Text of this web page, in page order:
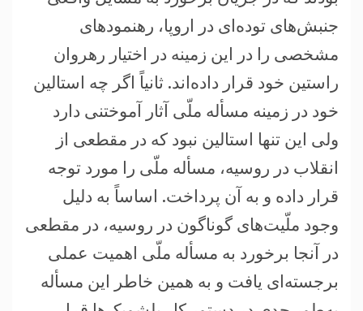
جنبش‌های توده‌ای در اروپا، رهنمودهای
مشخصی را در این زمینه در اختیار رهروان
راستین خود قرار داده‌اند. ثانیاً اگر چه استالین
خود در زمینه مسأله ملّی آثار آموختنی دارد
ولی این تنها استالین نبود که در مقطعی از
انقلاب در روسیه، مسأله ملّی را مورد توجه
قرار داده و به آن پرداخت. اساساً به دلیل
وجود ملّیت‌های گوناگون در روسیه، در مقطعی
در آنجا برخورد به مسأله ملّی اهمیت عملی
برجسته‌ای یافت و به همین خاطر این مسأله